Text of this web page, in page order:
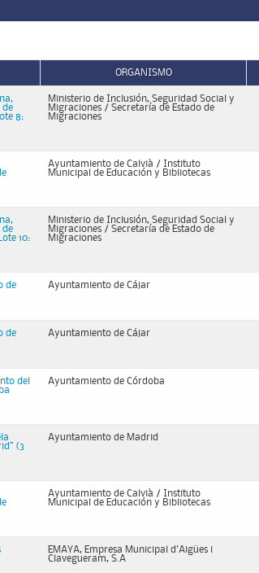
ORGANISMO
de
8:
Ministerio de Inclusión, Seguridad Social y
Migraciones / Secretaría de Estado de
Migraciones
Ayuntamiento de Calvià / Instituto
Municipal de Educación y Bibliotecas
de
10:
Ministerio de Inclusión, Seguridad Social y
Migraciones / Secretaría de Estado de
Migraciones
de
Ayuntamiento de Cájar
de
Ayuntamiento de Cájar
del
Ayuntamiento de Córdoba
(3
Ayuntamiento de Madrid
Ayuntamiento de Calvià / Instituto
Municipal de Educación y Bibliotecas
EMAYA, Empresa Municipal d'Aigües i
Clavegueram, S.A